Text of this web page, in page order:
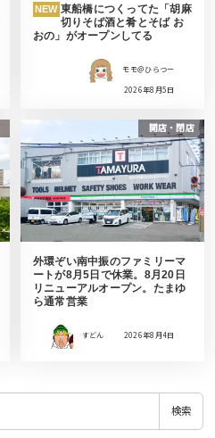
NEW 東船橋につくってた「胡麻
切りそば酒と肴とそば お
おの」がオープンしてる
モモ＠ひらつー
2026年8月5日
開店・閉店
外環ぞい南中振のファミリーマ
ートが8月5日で休業。8月20日
リニューアルオープン。たまゆ
ら通常営業
すどん 2026年8月4日
検索